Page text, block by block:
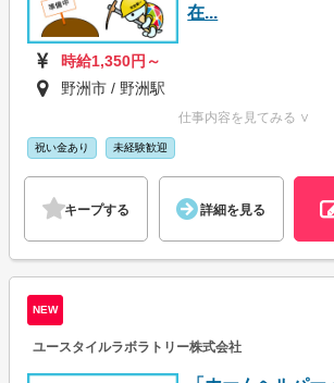
在...
時給1,350円～
野洲市 / 野洲駅
仕事内容を見てみる ∨
祝い金あり 未経験歓迎
キープする 詳細を見る
NEW
ユースタイルラボラトリー株式会社